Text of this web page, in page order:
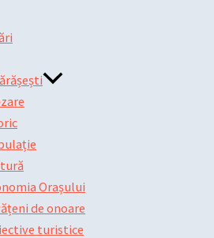
Orașului
de onoare
turistice